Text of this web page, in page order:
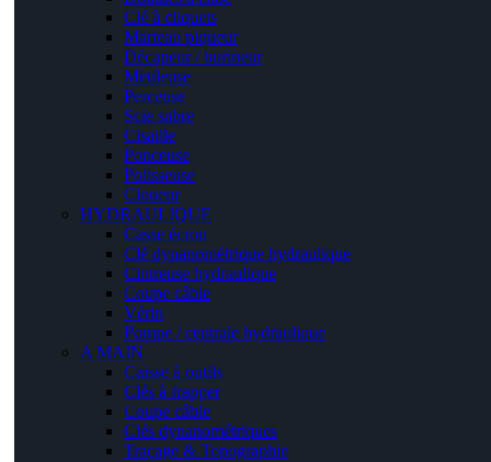
Clé à cliquets
Marteau piqueur
Décapeur / burineur
Meuleuse
Perceuse
Scie sabre
Cisaille
Ponceuse
Polisseuse
Cloueur
HYDRAULIQUE
Casse écrou
Clé dynanométrique hydraulique
Cintreuse hydraulique
Coupe câble
Vérin
Pompe / centrale hydraulique
A MAIN
Caisse à outils
Clés à frapper
Coupe câble
Clés dynanométriques
Traçage & Topographie